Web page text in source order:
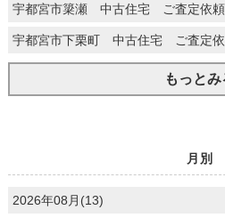
宇都宮市簗瀬 中古住宅 ご査定依頼
宇都宮市下栗町 中古住宅 ご査定依
もっとみ
月別
2026年08月(13)